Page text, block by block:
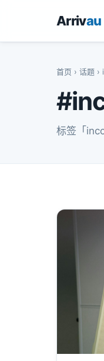
Arrivau
首页 › 话题 ›
标签「